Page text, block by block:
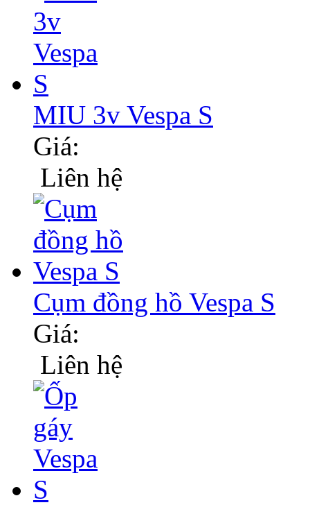
MIU 3v Vespa S
Giá:
Liên hệ
Cụm đồng hồ Vespa S
Giá:
Liên hệ